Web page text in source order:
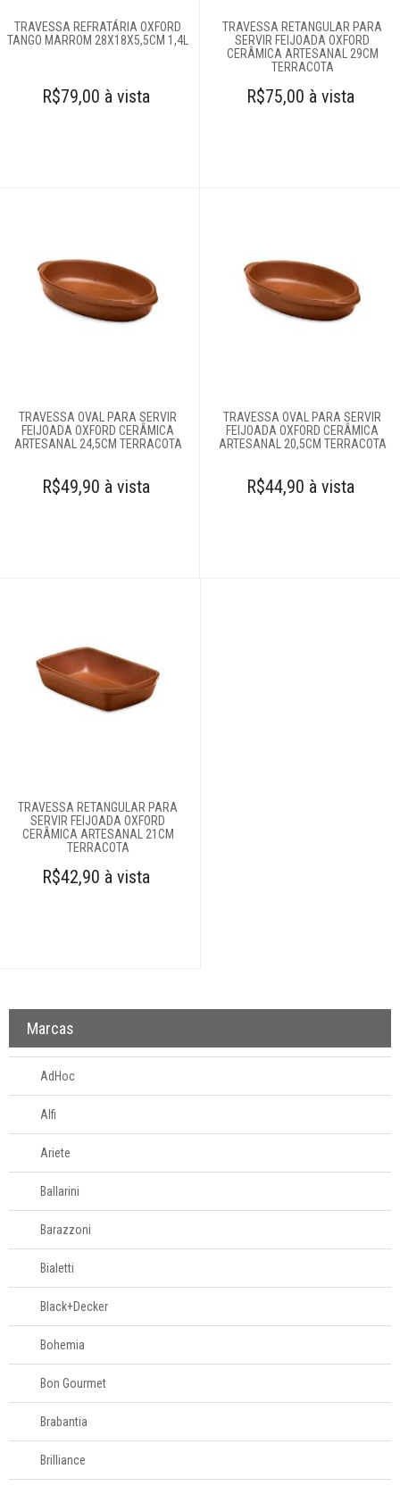
TRAVESSA REFRATÁRIA OXFORD
TANGO MARROM 28X18X5,5CM 1,4L
R$79,00 à vista
TRAVESSA RETANGULAR PARA
SERVIR FEIJOADA OXFORD
CERÂMICA ARTESANAL 29CM
TERRACOTA
R$75,00 à vista
TRAVESSA OVAL PARA SERVIR
FEIJOADA OXFORD CERÂMICA
ARTESANAL 24,5CM TERRACOTA
R$49,90 à vista
TRAVESSA OVAL PARA SERVIR
FEIJOADA OXFORD CERÂMICA
ARTESANAL 20,5CM TERRACOTA
R$44,90 à vista
TRAVESSA RETANGULAR PARA
SERVIR FEIJOADA OXFORD
CERÂMICA ARTESANAL 21CM
TERRACOTA
R$42,90 à vista
Marcas
AdHoc
Alfi
Ariete
Ballarini
Barazzoni
Bialetti
Black+Decker
Bohemia
Bon Gourmet
Brabantia
Brilliance